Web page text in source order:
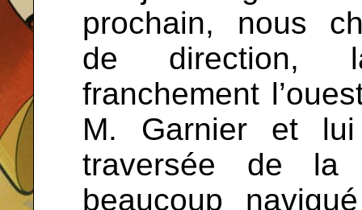
prochain, nous
de direction,
franchement
M. Garnier et
traversée de la
beaucoup